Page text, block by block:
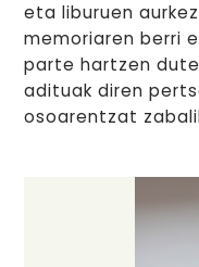
eta liburuen
memoriaren berri
parte hartzen
adituak diren
osoarentzat